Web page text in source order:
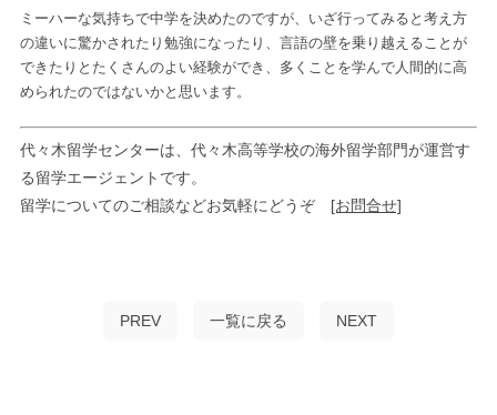
ミーハーな気持ちで中学を決めたのですが、いざ行ってみると考え方
の違いに驚かされたり勉強になったり、言語の壁を乗り越えることが
できたりとたくさんのよい経験ができ、多くことを学んで人間的に高
められたのではないかと思います。
代々木留学センターは、代々木高等学校の海外留学部門が運営す
る留学エージェントです。
留学についてのご相談などお気軽にどうぞ [お問合せ]
PREV 一覧に戻る NEXT